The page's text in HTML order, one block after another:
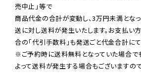
売中止」等で
商品代金の合計が変動し、3万円未満とな
送に対し送料が発生いたします。お支払い
※ご予約時に送料無料となっていた場合で
よって送料が発生する場合もございますの